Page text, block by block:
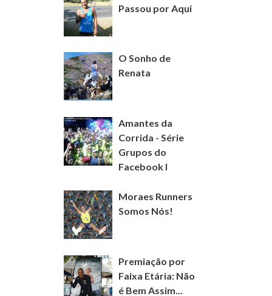
Passou por Aqui
O Sonho de
Renata
Amantes da
Corrida - Série
Grupos do
Facebook I
Moraes Runners
Somos Nós!
Premiação por
Faixa Etária: Não
é Bem Assim...